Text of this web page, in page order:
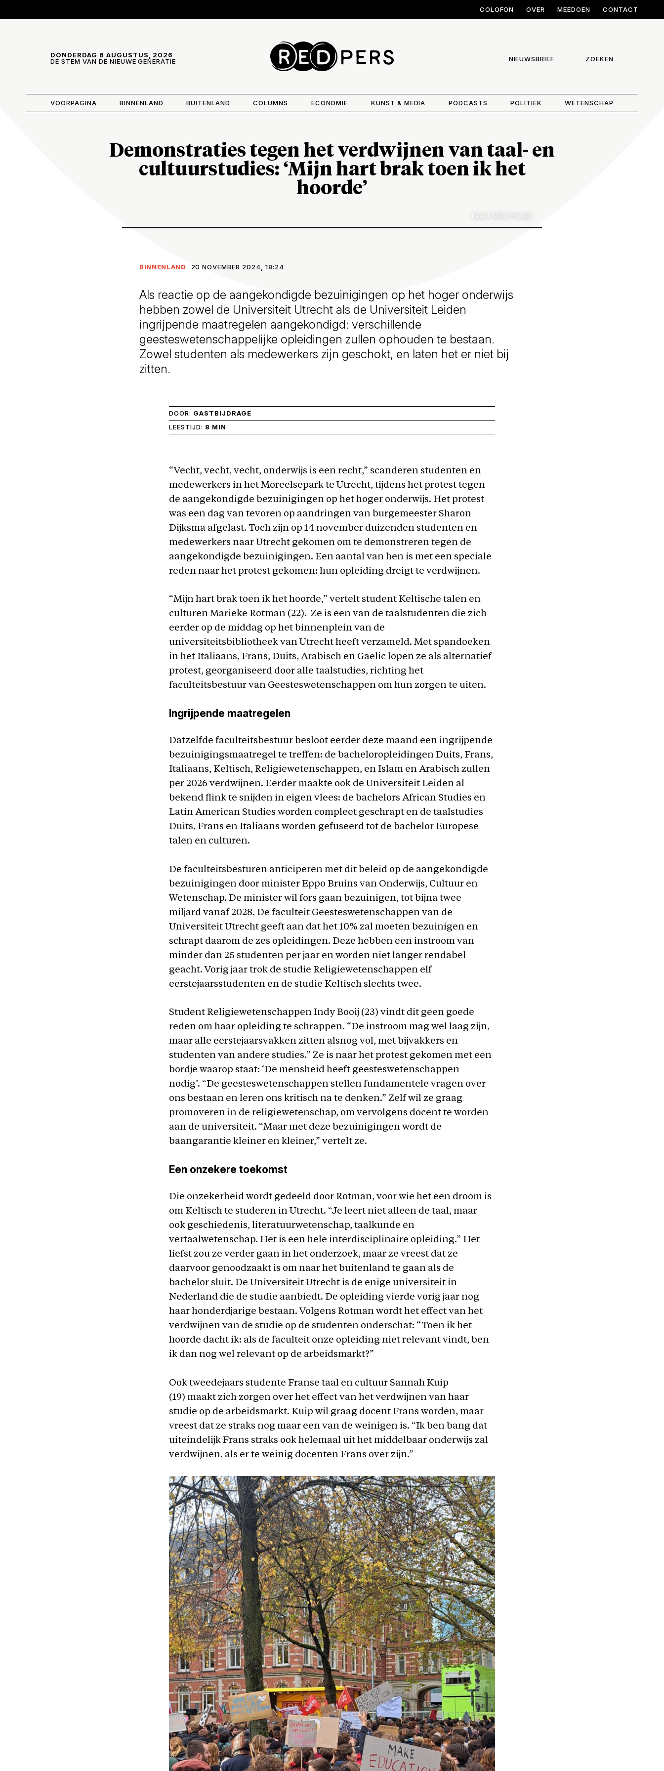
COLOFON OVER MEEDOEN CONTACT
DONDERDAG 6 AUGUSTUS, 2026
DE STEM VAN DE NIEUWE GENERATIE
NIEUWSBRIEF ZOEKEN
VOORPAGINA BINNENLAND BUITENLAND COLUMNS ECONOMIE KUNST & MEDIA PODCASTS POLITIEK WETENSCHAP
Demonstraties tegen het verdwijnen van taal- en
cultuurstudies: ‘Mijn hart brak toen ik het
hoorde’
Beeld: Marius Herget
BINNENLAND 20 NOVEMBER 2024, 18:24
Als reactie op de aangekondigde bezuinigingen op het hoger onderwijs
hebben zowel de Universiteit Utrecht als de Universiteit Leiden
ingrijpende maatregelen aangekondigd: verschillende
geesteswetenschappelijke opleidingen zullen ophouden te bestaan.
Zowel studenten als medewerkers zijn geschokt, en laten het er niet bij
zitten.
DOOR: GASTBIJDRAGE
LEESTIJD: 8 MIN
“Vecht, vecht, vecht, onderwijs is een recht,” scanderen studenten en
medewerkers in het Moreelsepark te Utrecht, tijdens het protest tegen
de aangekondigde bezuinigingen op het hoger onderwijs. Het protest
was een dag van tevoren op aandringen van burgemeester Sharon
Dijksma afgelast. Toch zijn op 14 november duizenden studenten en
medewerkers naar Utrecht gekomen om te demonstreren tegen de
aangekondigde bezuinigingen. Een aantal van hen is met een speciale
reden naar het protest gekomen: hun opleiding dreigt te verdwijnen.
“Mijn hart brak toen ik het hoorde,” vertelt student Keltische talen en
culturen Marieke Rotman (22). Ze is een van de taalstudenten die zich
eerder op de middag op het binnenplein van de
universiteitsbibliotheek van Utrecht heeft verzameld. Met spandoeken
in het Italiaans, Frans, Duits, Arabisch en Gaelic lopen ze als alternatief
protest, georganiseerd door alle taalstudies, richting het
faculteitsbestuur van Geesteswetenschappen om hun zorgen te uiten.
Ingrijpende maatregelen
Datzelfde faculteitsbestuur besloot eerder deze maand een ingrijpende
bezuinigingsmaatregel te treffen: de bacheloropleidingen Duits, Frans,
Italiaans, Keltisch, Religiewetenschappen, en Islam en Arabisch zullen
per 2026 verdwijnen. Eerder maakte ook de Universiteit Leiden al
bekend flink te snijden in eigen vlees: de bachelors African Studies en
Latin American Studies worden compleet geschrapt en de taalstudies
Duits, Frans en Italiaans worden gefuseerd tot de bachelor Europese
talen en culturen.
De faculteitsbesturen anticiperen met dit beleid op de aangekondigde
bezuinigingen door minister Eppo Bruins van Onderwijs, Cultuur en
Wetenschap. De minister wil fors gaan bezuinigen, tot bijna twee
miljard vanaf 2028. De faculteit Geesteswetenschappen van de
Universiteit Utrecht geeft aan dat het 10% zal moeten bezuinigen en
schrapt daarom de zes opleidingen. Deze hebben een instroom van
minder dan 25 studenten per jaar en worden niet langer rendabel
geacht. Vorig jaar trok de studie Religiewetenschappen elf
eerstejaarsstudenten en de studie Keltisch slechts twee.
Student Religiewetenschappen Indy Booij (23) vindt dit geen goede
reden om haar opleiding te schrappen. “De instroom mag wel laag zijn,
maar alle eerstejaarsvakken zitten alsnog vol, met bijvakkers en
studenten van andere studies.” Ze is naar het protest gekomen met een
bordje waarop staat: ‘De mensheid heeft geesteswetenschappen
nodig’. “De geesteswetenschappen stellen fundamentele vragen over
ons bestaan en leren ons kritisch na te denken.” Zelf wil ze graag
promoveren in de religiewetenschap, om vervolgens docent te worden
aan de universiteit. “Maar met deze bezuinigingen wordt de
baangarantie kleiner en kleiner,” vertelt ze.
Een onzekere toekomst
Die onzekerheid wordt gedeeld door Rotman, voor wie het een droom is
om Keltisch te studeren in Utrecht. “Je leert niet alleen de taal, maar
ook geschiedenis, literatuurwetenschap, taalkunde en
vertaalwetenschap. Het is een hele interdisciplinaire opleiding.” Het
liefst zou ze verder gaan in het onderzoek, maar ze vreest dat ze
daarvoor genoodzaakt is om naar het buitenland te gaan als de
bachelor sluit. De Universiteit Utrecht is de enige universiteit in
Nederland die de studie aanbiedt. De opleiding vierde vorig jaar nog
haar honderdjarige bestaan. Volgens Rotman wordt het effect van het
verdwijnen van de studie op de studenten onderschat: “Toen ik het
hoorde dacht ik: als de faculteit onze opleiding niet relevant vindt, ben
ik dan nog wel relevant op de arbeidsmarkt?”
Ook tweedejaars studente Franse taal en cultuur Sannah Kuip
(19) maakt zich zorgen over het effect van het verdwijnen van haar
studie op de arbeidsmarkt. Kuip wil graag docent Frans worden, maar
vreest dat ze straks nog maar een van de weinigen is. “Ik ben bang dat
uiteindelijk Frans straks ook helemaal uit het middelbaar onderwijs zal
verdwijnen, als er te weinig docenten Frans over zijn.”